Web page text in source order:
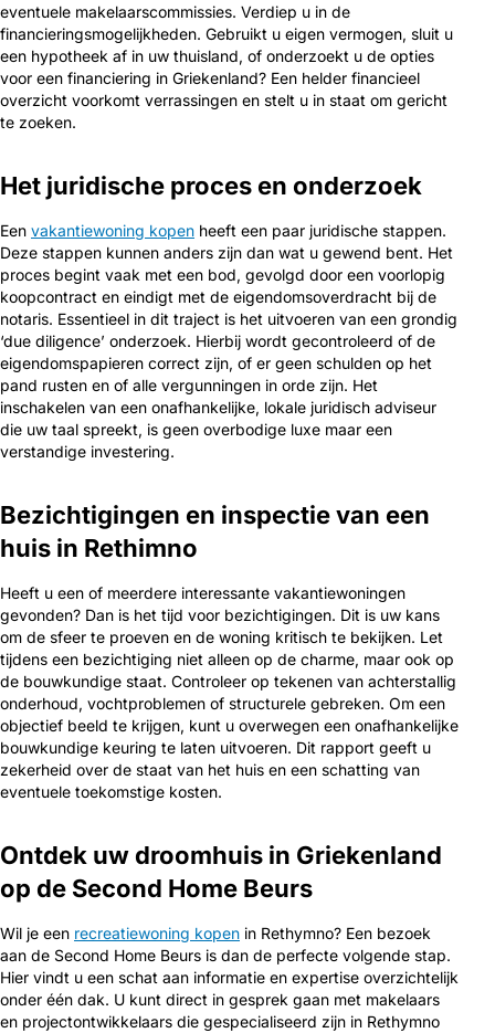
eventuele makelaarscommissies. Verdiep u in de
financieringsmogelijkheden. Gebruikt u eigen vermogen, sluit u
een hypotheek af in uw thuisland, of onderzoekt u de opties
voor een financiering in Griekenland? Een helder financieel
overzicht voorkomt verrassingen en stelt u in staat om gericht
te zoeken.
Het juridische proces en onderzoek
Een vakantiewoning kopen heeft een paar juridische stappen.
Deze stappen kunnen anders zijn dan wat u gewend bent. Het
proces begint vaak met een bod, gevolgd door een voorlopig
koopcontract en eindigt met de eigendomsoverdracht bij de
notaris. Essentieel in dit traject is het uitvoeren van een grondig
‘due diligence’ onderzoek. Hierbij wordt gecontroleerd of de
eigendomspapieren correct zijn, of er geen schulden op het
pand rusten en of alle vergunningen in orde zijn. Het
inschakelen van een onafhankelijke, lokale juridisch adviseur
die uw taal spreekt, is geen overbodige luxe maar een
verstandige investering.
Bezichtigingen en inspectie van een
huis in Rethimno
Heeft u een of meerdere interessante vakantiewoningen
gevonden? Dan is het tijd voor bezichtigingen. Dit is uw kans
om de sfeer te proeven en de woning kritisch te bekijken. Let
tijdens een bezichtiging niet alleen op de charme, maar ook op
de bouwkundige staat. Controleer op tekenen van achterstallig
onderhoud, vochtproblemen of structurele gebreken. Om een
objectief beeld te krijgen, kunt u overwegen een onafhankelijke
bouwkundige keuring te laten uitvoeren. Dit rapport geeft u
zekerheid over de staat van het huis en een schatting van
eventuele toekomstige kosten.
Ontdek uw droomhuis in Griekenland
op de Second Home Beurs
Wil je een recreatiewoning kopen in Rethymno? Een bezoek
aan de Second Home Beurs is dan de perfecte volgende stap.
Hier vindt u een schat aan informatie en expertise overzichtelijk
onder één dak. U kunt direct in gesprek gaan met makelaars
en projectontwikkelaars die gespecialiseerd zijn in Rethymno